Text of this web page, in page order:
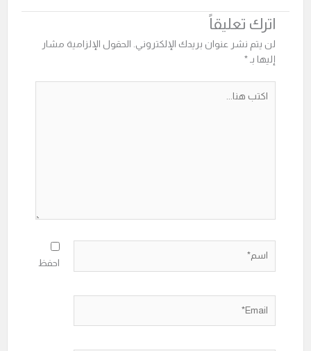
اترك تعليقاً
لن يتم نشر عنوان بريدك الإلكتروني. الحقول الإلزامية مشار
إليها بـ *
احفظ